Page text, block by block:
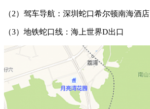
（2）驾车导航：深圳蛇口希尔顿南海酒店
（3）地铁蛇口线：海上世界D出口